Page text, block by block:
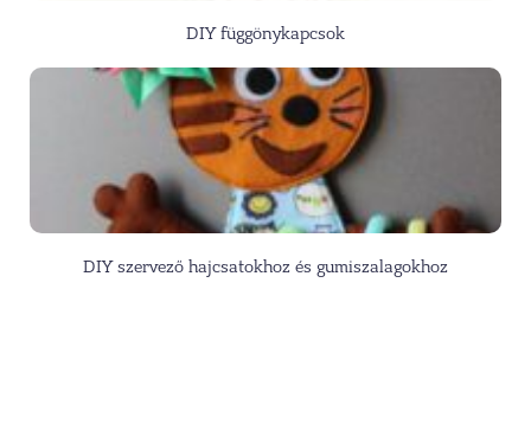
DIY függönykapcsok
DIY szervező hajcsatokhoz és gumiszalagokhoz